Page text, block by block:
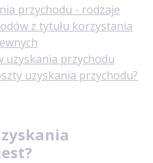
przychodu - rodzaje
z tytułu korzystania
uzyskania przychodu
uzyskania przychodu?